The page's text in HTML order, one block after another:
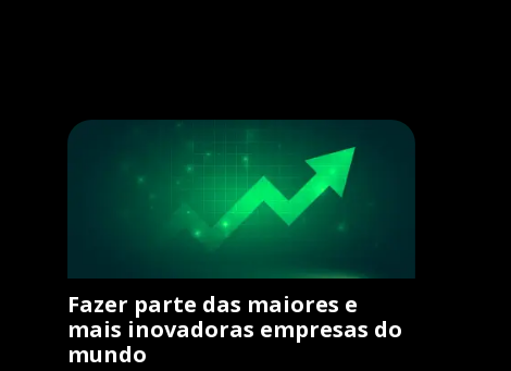
Fazer parte das maiores e
mais inovadoras empresas do
mundo